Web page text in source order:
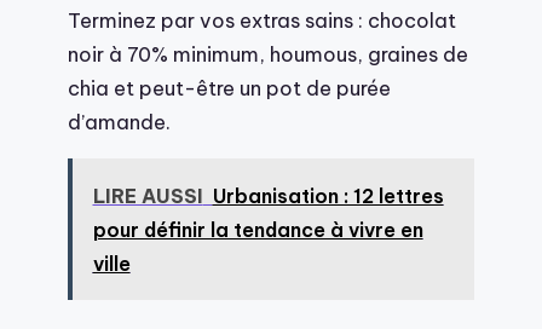
Terminez par vos extras sains : chocolat
noir à 70% minimum, houmous, graines de
chia et peut-être un pot de purée
d’amande.
LIRE AUSSI Urbanisation : 12 lettres
pour définir la tendance à vivre en
ville